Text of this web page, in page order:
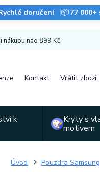
doručení 📦77 000+
nad 899 Kč
Kontakt Vrátit zboží
k
Kryty s
motivem
Úvod Pouzdra Samsung